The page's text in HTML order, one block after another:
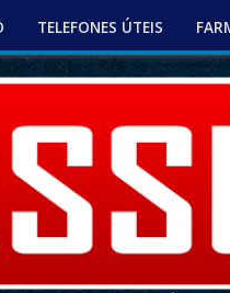
TELEFONES ÚTEIS